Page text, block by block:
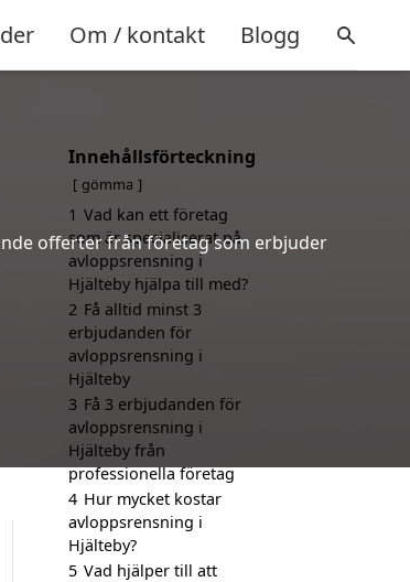
Om / kontakt Blogg
offerter från företag som erbjuder
Innehållsförteckning
gömma
1 Vad kan ett företag
som är specialiserat på
avloppsrensning i
Hjälteby hjälpa till med?
2 Få alltid minst 3
erbjudanden för
avloppsrensning i
Hjälteby
3 Få 3 erbjudanden för
avloppsrensning i
Hjälteby från
professionella företag
4 Hur mycket kostar
avloppsrensning i
Hjälteby?
5 Vad hjälper till att